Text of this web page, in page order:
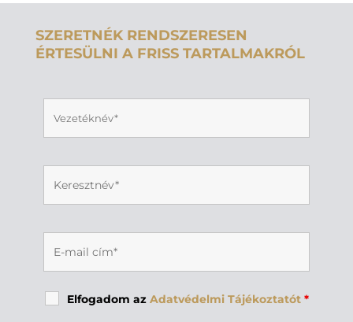
SZERETNÉK RENDSZERESEN
ÉRTESÜLNI A FRISS TARTALMAKRÓL
Elfogadom az Adatvédelmi Tájékoztatót *